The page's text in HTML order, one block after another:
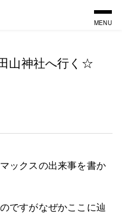
MENU
山神社へ行く☆
ックスの出来事を書か
ですがなぜかここに辿